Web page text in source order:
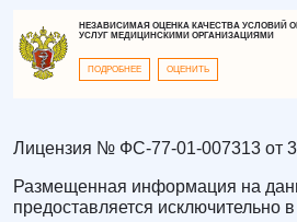
НЕЗАВИСИМАЯ ОЦЕНКА КАЧЕСТВА УСЛОВИЙ
УСЛУГ МЕДИЦИНСКИМИ ОРГАНИЗАЦИЯМИ
ПОДРОБНЕЕ ОЦЕНИТЬ
Лицензия № ФС-77-01-007313 от
Размещенная информация на
предоставляется